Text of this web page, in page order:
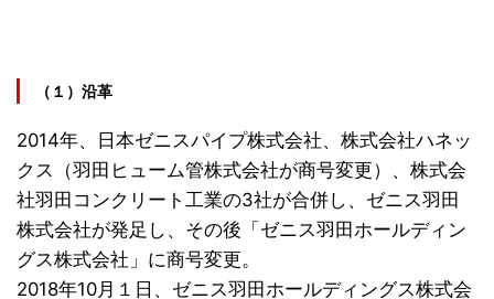
（１）沿革
2014年、日本ゼニスパイプ株式会社、株式会社ハネッ
クス（羽田ヒューム管株式会社が商号変更）、株式会
社羽田コンクリート工業の3社が合併し、ゼニス羽田
株式会社が発足し、その後「ゼニス羽田ホールディン
グス株式会社」に商号変更。
2018年10月１日、ゼニス羽田ホールディングス株式会